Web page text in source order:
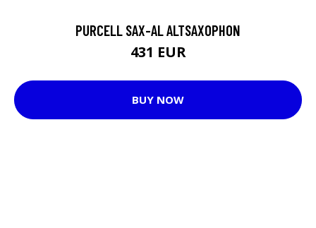
PURCELL SAX-AL ALTSAXOPHON
431 EUR
BUY NOW